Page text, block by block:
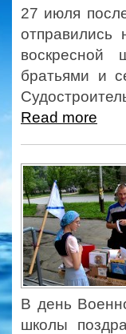
27 июля
братьями и
Read more
В день
школы